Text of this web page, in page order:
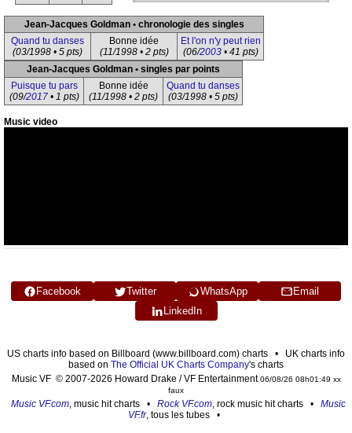
Jean-Jacques Goldman • chronologie des singles
Quand tu danses
(03/1998 • 5 pts)
Bonne idée
(11/1998 • 2 pts)
Et l'on n'y peut rien
(06/2003• 41 pts)
Jean-Jacques Goldman • singles par points
Puisque tu pars
(09/2017• 1 pts)
Bonne idée
(11/1998 • 2 pts)
Quand tu danses
(03/1998 • 5 pts)
Music video
Facebook Twitter WhatsApp
Email
LinkedIn
US charts info based on Billboard (www.billboard.com) charts • UK charts info
based on The Official UK Charts Company's charts
Music VF © 2007-2026 Howard Drake / VF Entertainment06/08/26 08h01:49 xx
faux
Music VF.com, music hit charts • Rock VF.com, rock music hit charts • Music
VF.fr, tous les tubes •